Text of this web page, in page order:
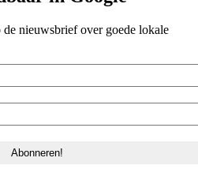
nieuwsbrief over goede lokale